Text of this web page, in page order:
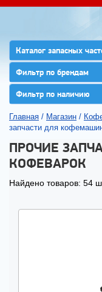
Каталог запасных
Фильтр по брендам
Фильтр по наличию
Главная / Магазин /
запчасти для
ПРОЧИЕ
КОФЕВАРОК
Найдено товаров: 54